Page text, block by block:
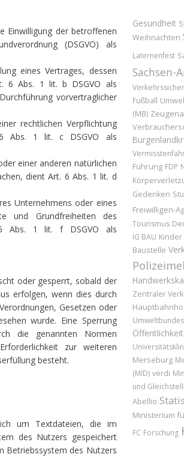
Einwilligung der betroffenen
(DSGVO) als
eines Vertrages, dessen
6 Abs. 1 lit. b DSGVO als
vorvertraglicher
rechtlichen Verpflichtung
Abs. 1 lit. c DSGVO als
einer anderen natürlichen
dient Art. 6 Abs. 1 lit. d
Unternehmens oder eines
und Grundfreiheiten des
Abs. 1 lit. f DSGVO als
oder gesperrt, sobald der
erfolgen, wenn dies durch
Gesetzen oder
wurde. Eine Sperrung
die genannten Normen
zur weiteren
besteht.
um Textdateien, die im
des Nutzers gespeichert
Betriebssystem des Nutzers
Gesundheit
Weihnachten
Laternenfest
Sachsen-
Fußball
(MB)
Führung FDP
Gedenken
Freiwilligen-
Tourismus
IG BAU Kinder
Baustelle
Zentraler
Merseburg
(MID) verdi
und
Abellio
Ministerium
FC Forschung